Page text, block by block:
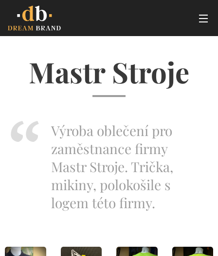
Mastr Stroje
Výroba oblečení pro
zaměstnance firmy
Mastr Stroje. Trička,
mikiny, polokošile s
logem této firmy.